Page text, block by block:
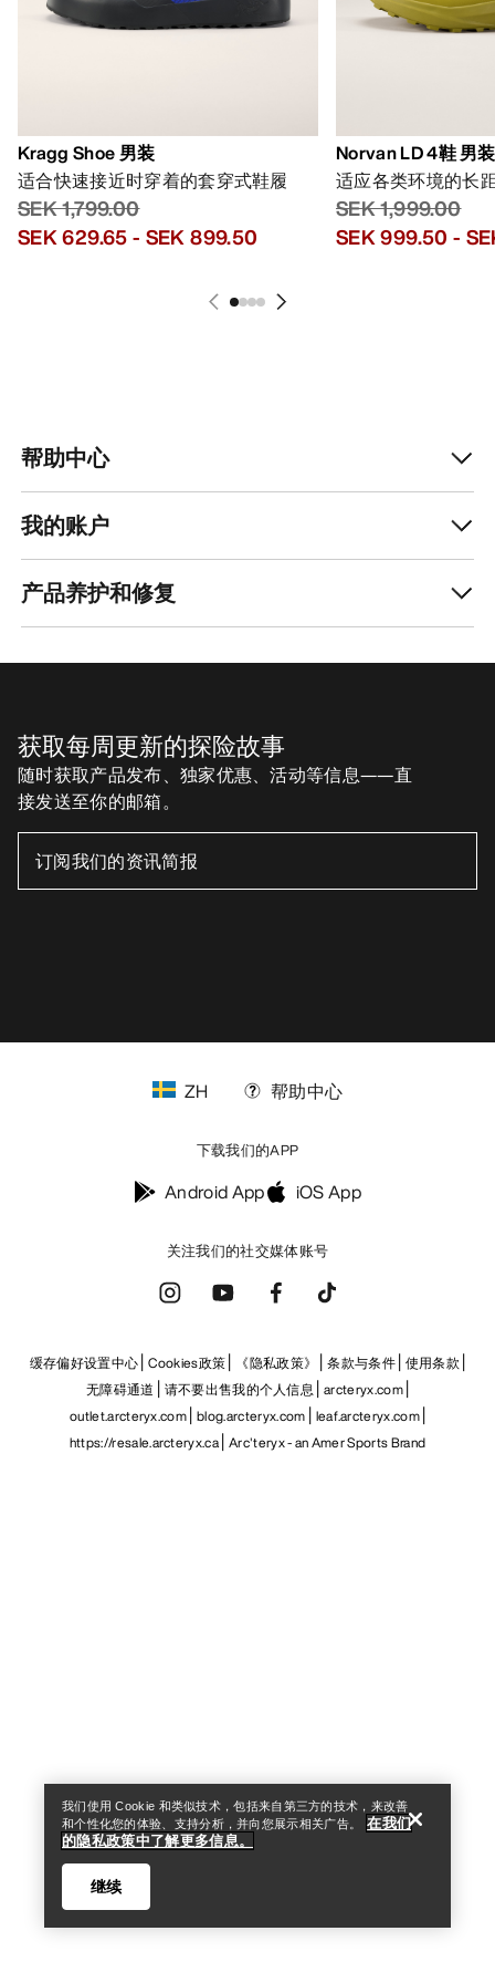
Kragg Shoe 男装
适合快速接近时穿着的套穿式鞋履
SEK 1,799.00
SEK 629.65- SEK 899.50
Norvan LD 4鞋 男装
适应各类环境的长
SEK 1,999.00
SEK 999.50 -
帮助中心
我的账户
产品养护和修复
获取每周更新的探险故事
随时获取产品发布、独家优惠、活动等信息——直
接发送至你的邮箱。
关注我们的社交媒体账号
ZH 帮助中心
下载我们的APP
Android App iOS App
缓存偏好设置中心 Cookies政策 《隐私政策》 条款与条件 使用条款
无障碍通道
请不要出售我的个人信息 arcteryx.com
outlet.arcteryx.com blog.arcteryx.com leaf.arcteryx.com
https://resale.arcteryx.ca Arc'teryx - an Amer Sports Brand
我们使用 Cookie 和类似技术，包括来自第三方的技术，来改善
和个性化您的体验、支持分析，并向您展示相关广告。
在我们
的隐私政策中了解更多信息。
继续